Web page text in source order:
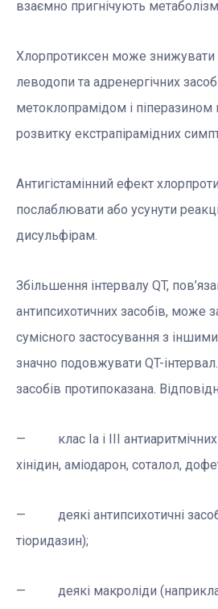
взаємно пригнічують
Хлорпротиксен може знижувати
леводопи та адренергічних
метоклопрамідом і піперазином
розвитку екстрапірамідних
Антигістамінний ефект
послаблювати або усунути
дисульфірам.
Збільшення інтервалу QT,
антипсихотичних засобів, може
сумісного застосування з
значно подовжувати QT-
засобів протипоказана.
— клас Іа і ІІІ антиаритмічних
хінідин, аміодарон, соталол,
— деякі антипсихотичні
тіоридазин);
— деякі макроліди